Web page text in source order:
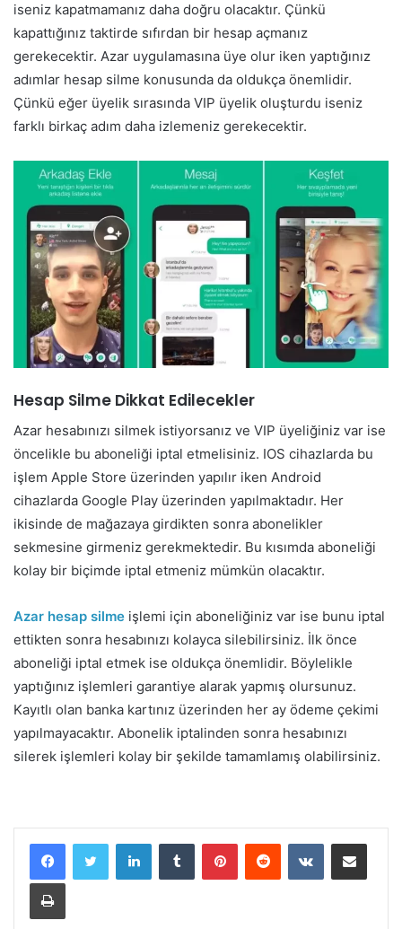
iseniz kapatmamanız daha doğru olacaktır. Çünkü
kapattığınız taktirde sıfırdan bir hesap açmanız
gerekecektir. Azar uygulamasına üye olur iken yaptığınız
adımlar hesap silme konusunda da oldukça önemlidir.
Çünkü eğer üyelik sırasında VIP üyelik oluşturdu iseniz
farklı birkaç adım daha izlemeniz gerekecektir.
Hesap Silme Dikkat Edilecekler
Azar hesabınızı silmek istiyorsanız ve VIP üyeliğiniz var ise
öncelikle bu aboneliği iptal etmelisiniz. IOS cihazlarda bu
işlem Apple Store üzerinden yapılır iken Android
cihazlarda Google Play üzerinden yapılmaktadır. Her
ikisinde de mağazaya girdikten sonra abonelikler
sekmesine girmeniz gerekmektedir. Bu kısımda aboneliği
kolay bir biçimde iptal etmeniz mümkün olacaktır.
Azar hesap silme işlemi için aboneliğiniz var ise bunu iptal
ettikten sonra hesabınızı kolayca silebilirsiniz. İlk önce
aboneliği iptal etmek ise oldukça önemlidir. Böylelikle
yaptığınız işlemleri garantiye alarak yapmış olursunuz.
Kayıtlı olan banka kartınız üzerinden her ay ödeme çekimi
yapılmayacaktır. Abonelik iptalinden sonra hesabınızı
silerek işlemleri kolay bir şekilde tamamlamış olabilirsiniz.
LinkedInTumblr PinterestReddit VKontakteE-Posta ile paylaş
Yazdır